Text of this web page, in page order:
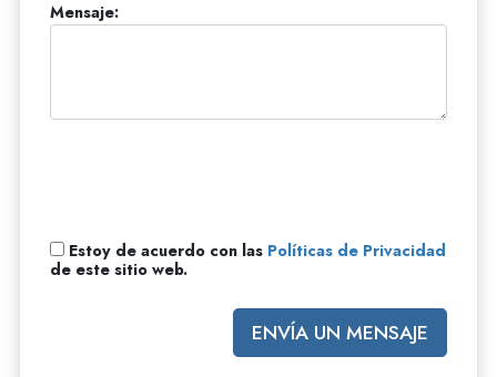
Mensaje:
Estoy de acuerdo con las Políticas de Privacidad
de este sitio web.
ENVÍA UN MENSAJE